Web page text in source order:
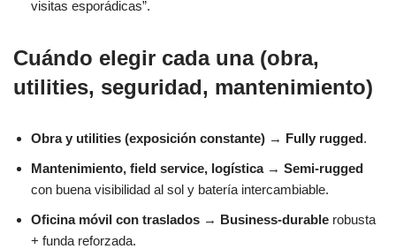
visitas esporádicas”.
Cuándo elegir cada una (obra,
utilities, seguridad, mantenimiento)
Obra y utilities (exposición constante) → Fully rugged.
Mantenimiento, field service, logística→ Semi-rugged
con buena visibilidad al sol y batería intercambiable.
Oficina móvil con traslados → Business-durable robusta
+ funda reforzada.